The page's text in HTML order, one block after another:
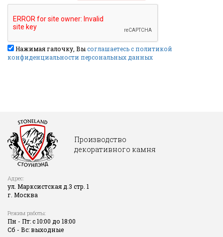
Нажимая галочку, Вы соглашаетесь с политикой
конфиденциальности персональных данных
Производство
декоративного камня
Адрес:
ул. Марксистская д.3 стр. 1
г. Москва
Режим работы:
Пн - Пт: с 10:00 до 18:00
Сб - Вс: выходные